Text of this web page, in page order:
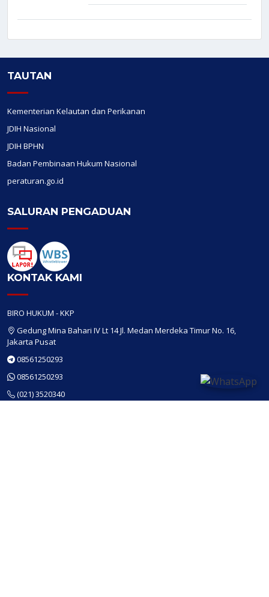
TAUTAN
Kementerian Kelautan dan Perikanan
JDIH Nasional
JDIH BPHN
Badan Pembinaan Hukum Nasional
peraturan.go.id
SALURAN PENGADUAN
KONTAK KAMI
BIRO HUKUM - KKP
Gedung Mina Bahari IV Lt 14 Jl. Medan Merdeka Timur No. 16,
Jakarta Pusat
08561250293
08561250293
(021) 3520340